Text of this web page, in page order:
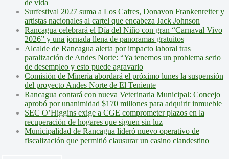
de vida
Surfestival 2027 suma a Los Cafres, Donavon Frankenreiter y
artistas nacionales al cartel que encabeza Jack Johnson
Rancagua celebrará el Día del Niño con gran “Carnaval Vivo
2026” y una jornada llena de panoramas gratuitos
Alcalde de Rancagua alerta por impacto laboral tras
paralización de Andes Norte: “Ya tenemos un problema serio
de desempleo y esto puede agravarlo
Comisión de Minería abordará el próximo lunes la suspensión
del proyecto Andes Norte de El Teniente
Rancagua contará con nueva Veterinaria Municipal: Concejo
aprobó por unanimidad $170 millones para adquirir inmueble
SEC O’Higgins exige a CGE comprometer plazos en la
recuperación de hogares que siguen sin luz
Municipalidad de Rancagua lideró nuevo operativo de
fiscalización que permitió clausurar un casino clandestino